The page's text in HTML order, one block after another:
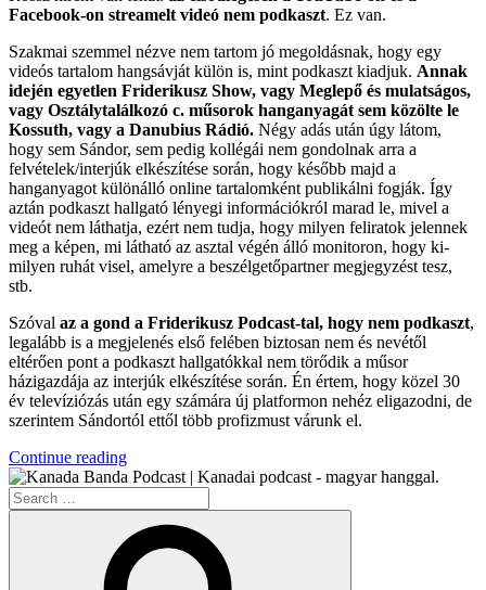
Facebook-on streamelt videó nem podkaszt. Ez van.
Szakmai szemmel nézve nem tartom jó megoldásnak, hogy egy
videós tartalom hangsávját külön is, mint podkaszt kiadjuk. Annak
idején egyetlen Friderikusz Show, vagy Meglepő és mulatságos,
vagy Osztálytalálkozó c. műsorok hanganyagát sem közölte le
Kossuth, vagy a Danubius Rádió. Négy adás után úgy látom,
hogy sem Sándor, sem pedig kollégái nem gondolnak arra a
felvételek/interjúk elkészítése során, hogy később majd a
hanganyagot különálló online tartalomként publikálni fogják. Így
aztán podkaszt hallgató lényegi információkról marad le, mivel a
videót nem láthatja, ezért nem tudja, hogy milyen feliratok jelennek
meg a képen, mi látható az asztal végén álló monitoron, hogy ki-
milyen ruhát visel, amelyre a beszélgetőpartner megjegyzést tesz,
stb.
Szóval az a gond a Friderikusz Podcast-tal, hogy nem podkaszt,
legalább is a megjelenés első felében biztosan nem és nevétől
eltérően pont a podkaszt hallgatókkal nem törődik a műsor
házigazdája az interjúk elkészítése során. Én értem, hogy közel 30
év televíziózás után egy számára új platformon nehéz eligazodni, de
szerintem Sándortól ettől több profizmust várunk el.
Continue reading“A
Magyar
Search
for: